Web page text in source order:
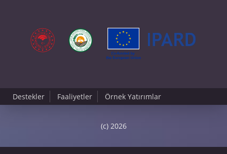
Destekler Faaliyetler Örnek Yatırımlar
(c) 2026